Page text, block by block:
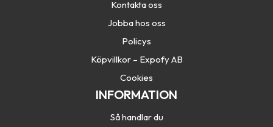
Kontakta oss
Jobba hos oss
Policys
Köpvillkor – Expofy AB
Cookies
INFORMATION
Så handlar du